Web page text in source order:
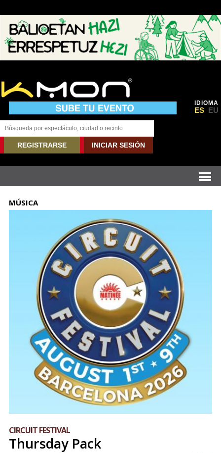
IDIOMA
ES EU
REGISTRARSE INICIAR SESIÓN
MÚSICA
CIRCUIT FESTIVAL
Thursday Pack